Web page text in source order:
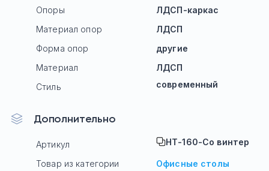
Опоры
ЛДСП-каркас
Материал опор
ЛДСП
Форма опор
другие
Материал
ЛДСП
Стиль
современный
Дополнительно
Артикул НТ-160-Со винтер
Товар из категории
Офисные столы